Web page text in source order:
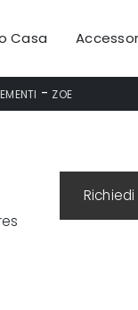
Casa
- ZOE